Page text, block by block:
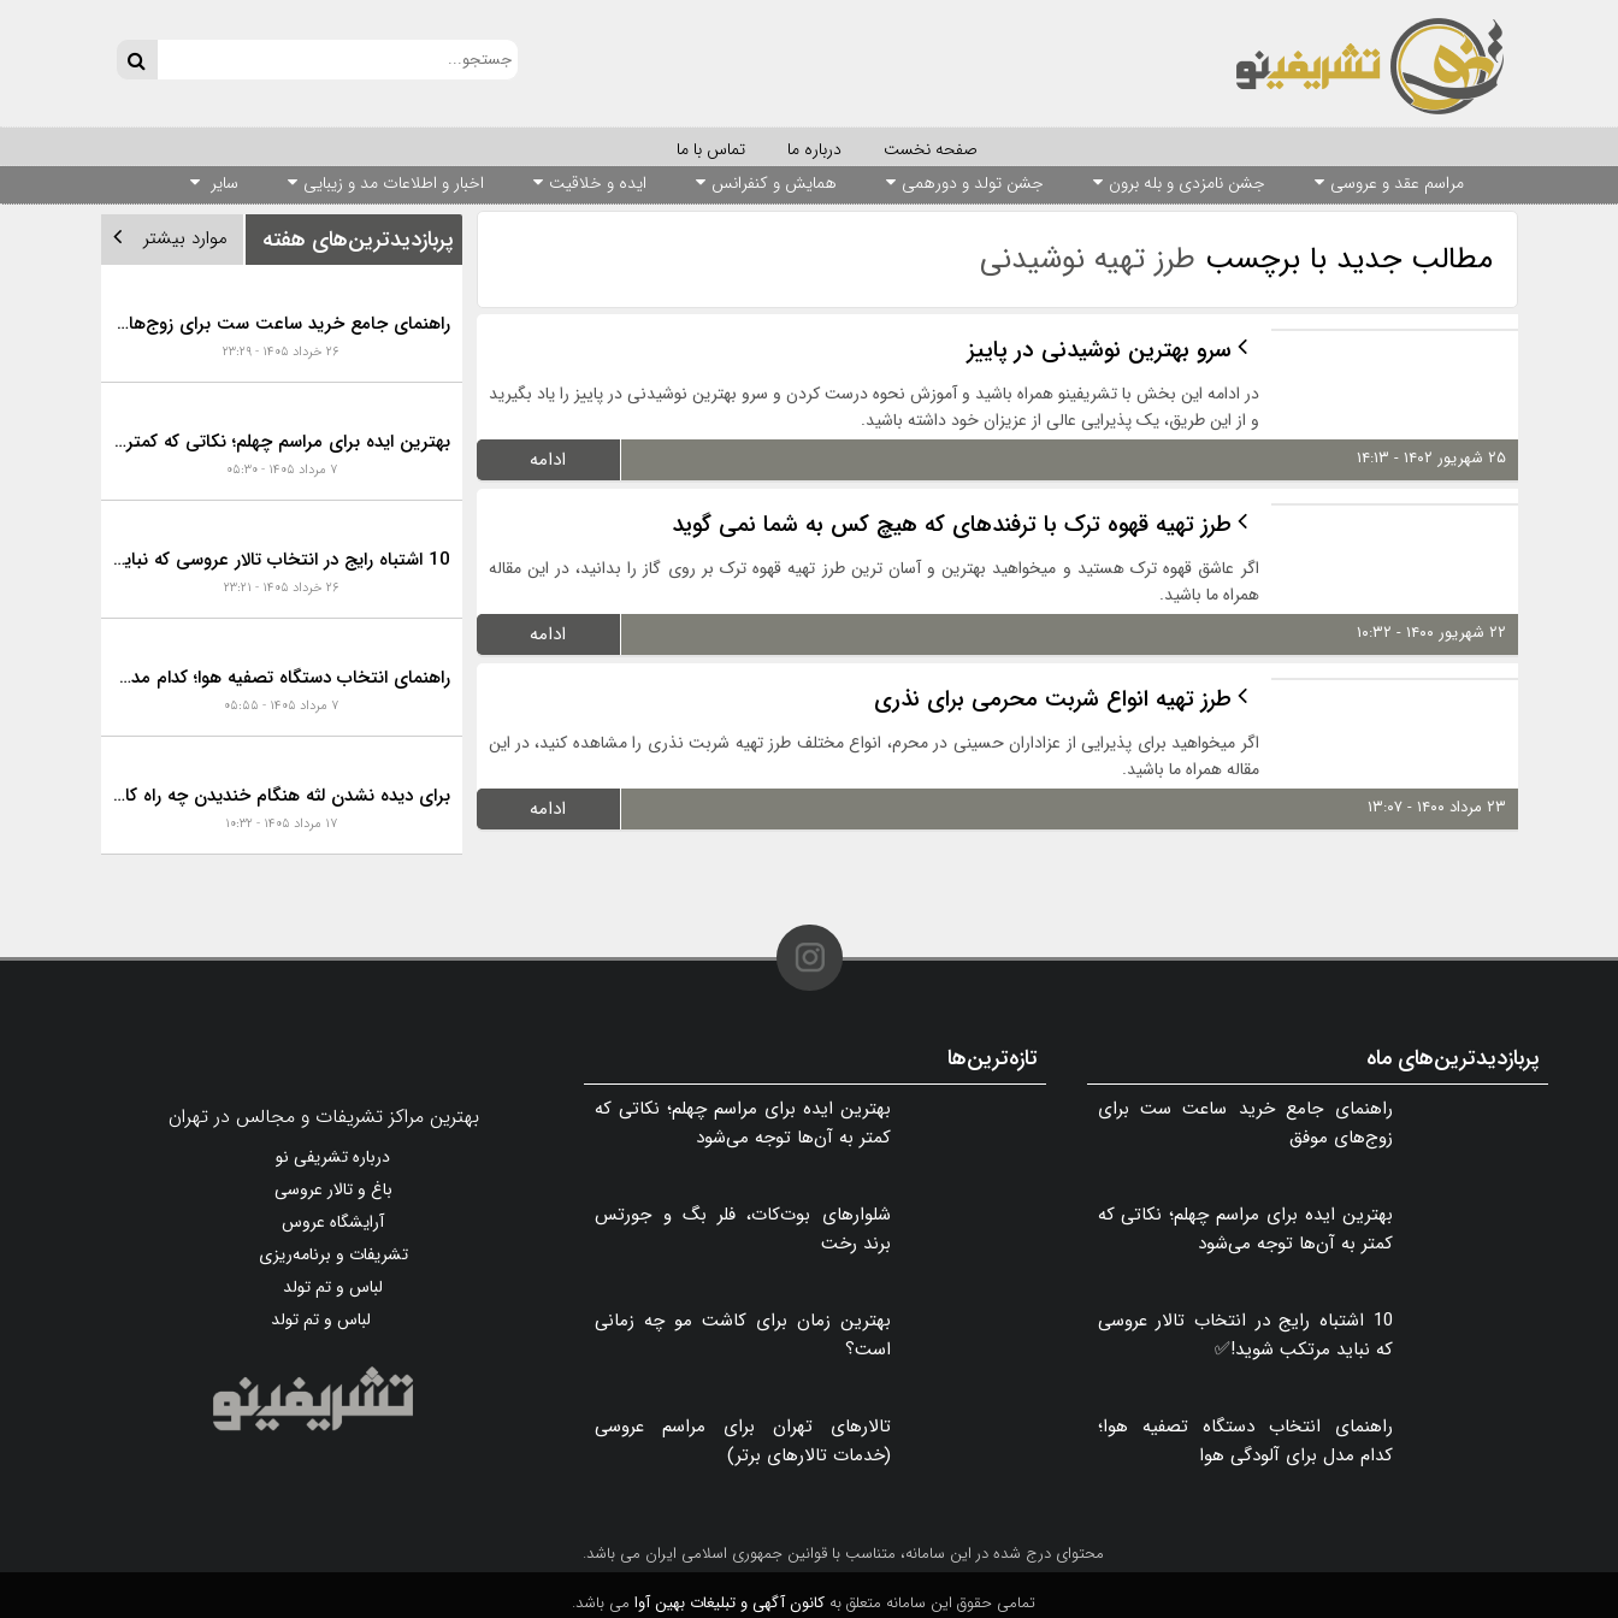
صفحه نخست درباره ما
تماس با ما
مراسم عقد و عروسی
جشن نامزدی و بله برون جشن تولد و دورهمی همایش و کنفرانس ایده و خلاقیت اخبار و اطلاعات مد و زیبایی سایر
مطالب جدید با برچسب طرز تهیه نوشیدنی
سرو بهترین نوشیدنی در پاییز
در ادامه این بخش با تشریفینو همراه باشید و آموزش نحوه درست کردن و سرو بهترین نوشیدنی در پاییز را یاد بگیرید
و از این طریق، یک پذیرایی عالی از عزیزان خود داشته باشید.
۲۵ شهریور ۱۴۰۲ - ۱۴:۱۳ ادامه
طرز تهیه قهوه ترک با ترفندهای که هیچ کس به شما نمی گوید
اگر عاشق قهوه ترک هستید و میخواهید بهترین و آسان ترین طرز تهیه قهوه ترک بر روی گاز را بدانید، در این مقاله
همراه ما باشید.
۲۲ شهریور ۱۴۰۰ - ۱۰:۳۲ ادامه
طرز تهیه انواع شربت محرمی برای نذری
اگر میخواهید برای پذیرایی از عزاداران حسینی در محرم، انواع مختلف طرز تهیه شربت نذری را مشاهده کنید، در این
مقاله همراه ما باشید.
۲۳ مرداد ۱۴۰۰ - ۱۳:۰۷ ادامه
پربازدیدترین‌های هفته موارد بیشتر
راهنمای جامع خرید ساعت ست برای زوج‌های موفق
۲۶ خرداد ۱۴۰۵ - ۲۳:۲۹
بهترین ایده برای مراسم چهلم؛ نکاتی که کمتر به آن‌ها توجه می‌شود
۷ مرداد ۱۴۰۵ - ۰۵:۳۰
10 اشتباه رایج در انتخاب تالار عروسی که نباید مرتکب شوید!✅
۲۶ خرداد ۱۴۰۵ - ۲۳:۲۱
راهنمای انتخاب دستگاه تصفیه هوا؛ کدام مدل برای آلودگی هوا
۷ مرداد ۱۴۰۵ - ۰۵:۵۵
برای دیده نشدن لثه هنگام خندیدن چه راه کارهایی هست؟
۱۷ مرداد ۱۴۰۵ - ۱۰:۳۲
پربازدیدترین‌های ماه
راهنمای جامع خرید ساعت ست برای
زوج‌های موفق
بهترین ایده برای مراسم چهلم؛ نکاتی که
کمتر به آن‌ها توجه می‌شود
10 اشتباه رایج در انتخاب تالار عروسی
که نباید مرتکب شوید!✅
راهنمای انتخاب دستگاه تصفیه هوا؛
کدام مدل برای آلودگی هوا
تازه‌ترین‌ها
بهترین ایده برای مراسم چهلم؛ نکاتی که
کمتر به آن‌ها توجه می‌شود
شلوارهای بوت‌کات، فلر بگ و جورتس
برند رخت
بهترین زمان برای کاشت مو چه زمانی
است؟
تالارهای تهران برای مراسم عروسی
(خدمات تالارهای برتر)
بهترین مراکز تشریفات و مجالس در تهران
درباره تشریفی نو
باغ و تالار عروسی
آرایشگاه عروس
تشریفات و برنامه‌ریزی
لباس و تم تولد
لباس و تم تولد
محتوای درج شده در این سامانه، متناسب با قوانین جمهوری اسلامی ایران می باشد.
تمامی حقوق این سامانه متعلق بهکانون آگهی و تبلیغات بهین آوا می باشد.